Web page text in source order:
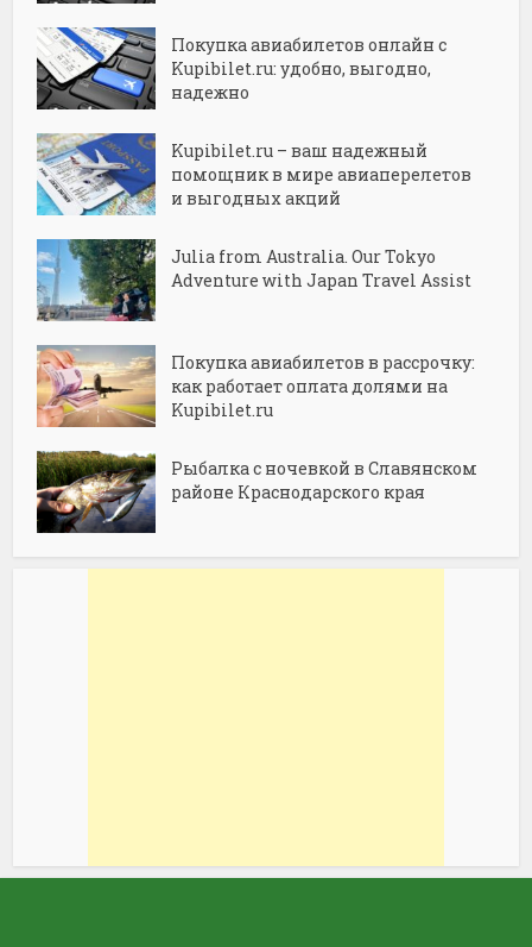
Покупка авиабилетов онлайн с
Kupibilet.ru: удобно, выгодно,
надежно
Kupibilet.ru – ваш надежный
помощник в мире авиаперелетов
и выгодных акций
Julia from Australia. Our Tokyo
Adventure with Japan Travel Assist
Покупка авиабилетов в рассрочку:
как работает оплата долями на
Kupibilet.ru
Рыбалка с ночевкой в Славянском
районе Краснодарского края